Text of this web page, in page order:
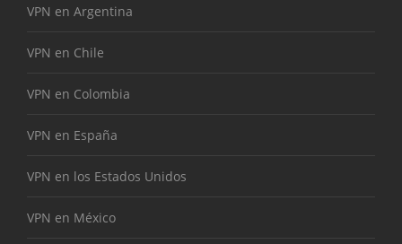
VPN en Argentina
VPN en Chile
VPN en Colombia
VPN en España
VPN en los Estados Unidos
VPN en México